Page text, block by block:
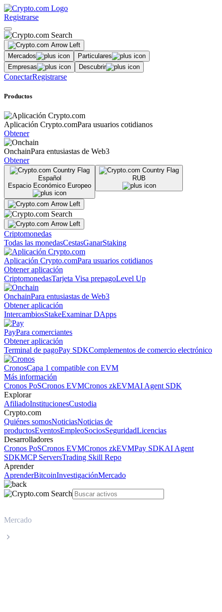
Registrarse
Mercados
Particulares
Empresas
Descubrir
ConectarRegistrarse
Productos
Aplicación Crypto.comPara usuarios cotidianos
Obtener
OnchainPara entusiastas de Web3
Obtener
Español
Espacio Económico Europeo
RUB
Criptomonedas
Todas las monedasCestasGanarStaking
Aplicación Crypto.comPara usuarios cotidianos
Obtener aplicación
CriptomonedasTarjeta Visa prepagoLevel Up
OnchainPara entusiastas de Web3
Obtener aplicación
IntercambiosStakeExaminar DApps
PayPara comerciantes
Obtener aplicación
Terminal de pagoPay SDKComplementos de comercio electrónico
CronosCapa 1 compatible con EVM
Más información
Cronos PoSCronos EVMCronos zkEVMAI Agent SDK
Explorar
AfiliadoInstitucionesCustodia
Crypto.com
Quiénes somosNoticiasNoticias de
productosEventosEmpleoSociosSeguridadLicencias
Desarrolladores
Cronos PoSCronos EVMCronos zkEVMPay SDKAI Agent
SDKMCP ServersTrading Skill Repo
Aprender
AprenderBitcoinInvestigaciónMercado
Mercado